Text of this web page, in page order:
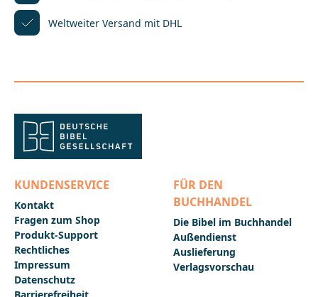
Weltweiter Versand mit DHL
KUNDENSERVICE
Kontakt
Fragen zum Shop
Produkt-Support
Rechtliches
Impressum
Datenschutz
FÜR DEN
BUCHHANDEL
Die Bibel im Buchhandel
Außendienst
Auslieferung
Verlagsvorschau